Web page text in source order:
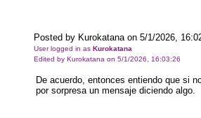
Posted by Kurokatana on 5/1/2026,
User logged in as Kurokatana
Edited by Kurokatana on 5/1/2026, 16:03:26
De acuerdo, entonces entiendo que si
por sorpresa un mensaje diciendo algo.